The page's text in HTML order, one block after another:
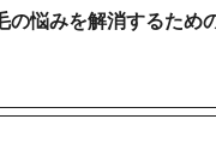
の悩みを解消するため